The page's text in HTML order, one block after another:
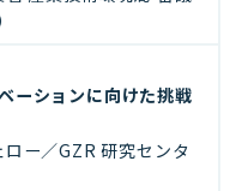
ーションに向けた挑戦
ー／GZR 研究センタ